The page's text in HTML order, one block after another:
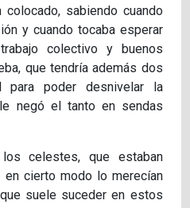
sabiendo cuando
y cuando tocaba esperar
colectivo y buenos
que tendría además dos
para poder desnivelar la
negó el tanto en sendas
celestes, que estaban
cierto modo lo merecían
suele suceder en estos